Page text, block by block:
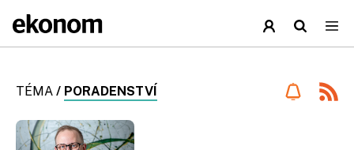
TÉMA / PORADENSTVÍ